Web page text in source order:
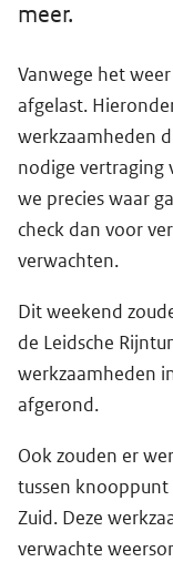
meer.
Vanwege het
afgelast.
werkzaamheden
nodige vertraging
we precies waar
check dan voor
verwachten.
Dit weekend
de Leidsche
werkzaamheden
afgerond.
Ook zouden er
tussen
Zuid. Deze
verwachte